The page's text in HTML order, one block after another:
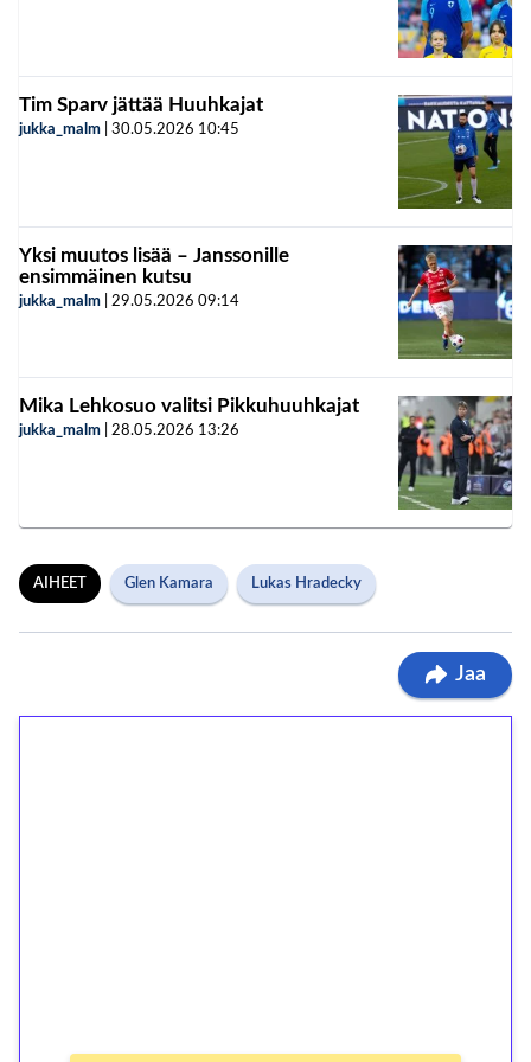
Tim Sparv jättää Huuhkajat
jukka_malm 30.05.2026 10:45
Yksi muutos lisää – Janssonille
ensimmäinen kutsu
jukka_malm 29.05.2026 09:14
Mika Lehkosuo valitsi Pikkuhuuhkajat
jukka_malm 28.05.2026 13:26
AIHEET Glen Kamara Lukas Hradecky
Jaa